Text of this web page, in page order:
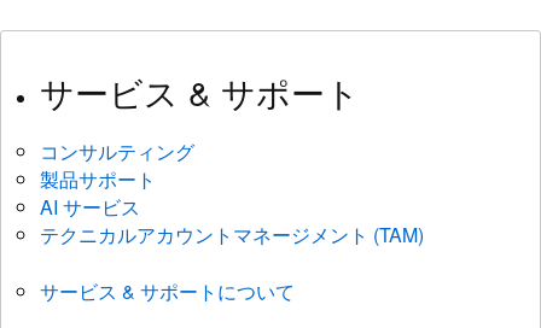
サービス & サポート
コンサルティング
製品サポート
AI サービス
テクニカルアカウントマネージメント (TAM)
サービス & サポートについて